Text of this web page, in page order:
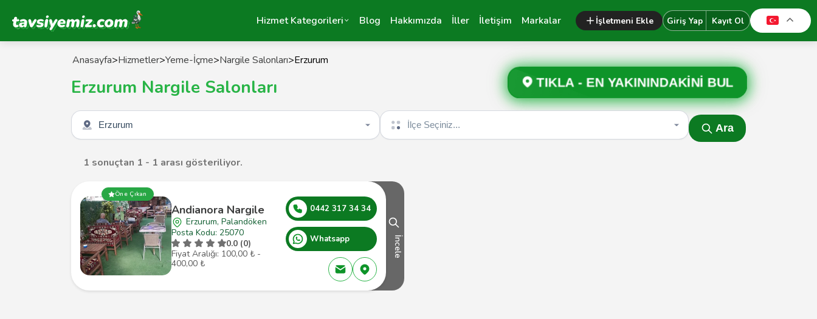
Tavsiyemiz Anasayfa Hizmet Kategorileri Blog Hakkımızda İller İletişim Markalar İşletmeni Ekle Giriş Yap Kayıt Ol
Anasayfa>Hizmetler>Yeme-İçme>Nargile Salonları>Erzurum
Erzurum Nargile Salonları TIKLA - EN YAKININDAKİNİ BUL
Şehir seçin İlçe seçin
Ara
1 sonuçtan 1 - 1 arası gösteriliyor.
Öne Çıkan
Andianora Nargile
Erzurum, Palandöken
Posta Kodu: 25070
0.0 (0)
Fiyat Aralığı: 100,00 ₺ -
400,00 ₺
0442 317 34 34
Whatsapp İncele